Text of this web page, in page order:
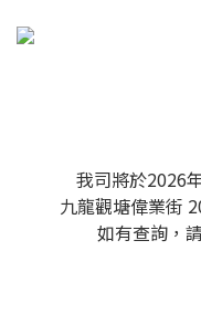
我司將於2026
九龍觀塘偉業街
如有查詢，